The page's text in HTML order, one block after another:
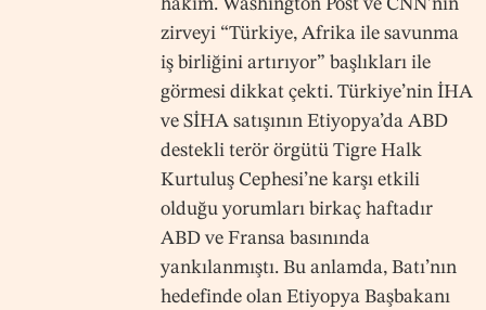
hâkim. Washington Post ve CNN’nin
zirveyi “Türkiye, Afrika ile savunma
iş birliğini artırıyor” başlıkları ile
görmesi dikkat çekti. Türkiye’nin İHA
ve SİHA satışının Etiyopya’da ABD
destekli terör örgütü Tigre Halk
Kurtuluş Cephesi’ne karşı etkili
olduğu yorumları birkaç haftadır
ABD ve Fransa basınında
yankılanmıştı. Bu anlamda, Batı’nın
hedefinde olan Etiyopya Başbakanı